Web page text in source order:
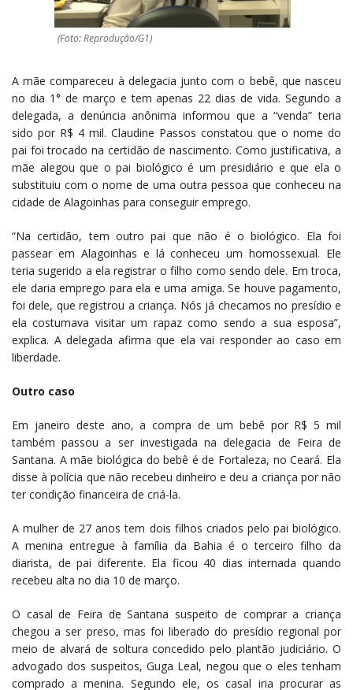
(Foto: Reprodução/G1)
A mãe compareceu à delegacia junto com o bebê, que nasceu
no dia 1° de março e tem apenas 22 dias de vida. Segundo a
delegada, a denúncia anônima informou que a “venda” teria
sido por R$ 4 mil. Claudine Passos constatou que o nome do
pai foi trocado na certidão de nascimento. Como justificativa, a
mãe alegou que o pai biológico é um presidiário e que ela o
substituiu com o nome de uma outra pessoa que conheceu na
cidade de Alagoinhas para conseguir emprego.
“Na certidão, tem outro pai que não é o biológico. Ela foi
passear em Alagoinhas e lá conheceu um homossexual. Ele
teria sugerido a ela registrar o filho como sendo dele. Em troca,
ele daria emprego para ela e uma amiga. Se houve pagamento,
foi dele, que registrou a criança. Nós já checamos no presídio e
ela costumava visitar um rapaz como sendo a sua esposa”,
explica. A delegada afirma que ela vai responder ao caso em
liberdade.
Outro caso
Em janeiro deste ano, a compra de um bebê por R$ 5 mil
também passou a ser investigada na delegacia de Feira de
Santana. A mãe biológica do bebê é de Fortaleza, no Ceará. Ela
disse à polícia que não recebeu dinheiro e deu a criança por não
ter condição financeira de criá-la.
A mulher de 27 anos tem dois filhos criados pelo pai biológico.
A menina entregue à família da Bahia é o terceiro filho da
diarista, de pai diferente. Ela ficou 40 dias internada quando
recebeu alta no dia 10 de março.
O casal de Feira de Santana suspeito de comprar a criança
chegou a ser preso, mas foi liberado do presídio regional por
meio de alvará de soltura concedido pelo plantão judiciário. O
advogado dos suspeitos, Guga Leal, negou que o eles tenham
comprado a menina. Segundo ele, os casal iria procurar as